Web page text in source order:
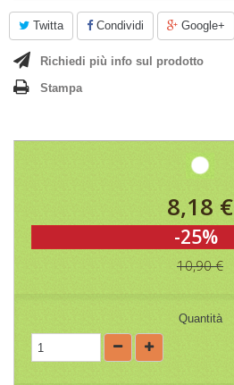
Twitta Condividi Google+
Richiedi più info sul prodotto
Stampa
8,18 €
-25%
10,90 €
Quantità